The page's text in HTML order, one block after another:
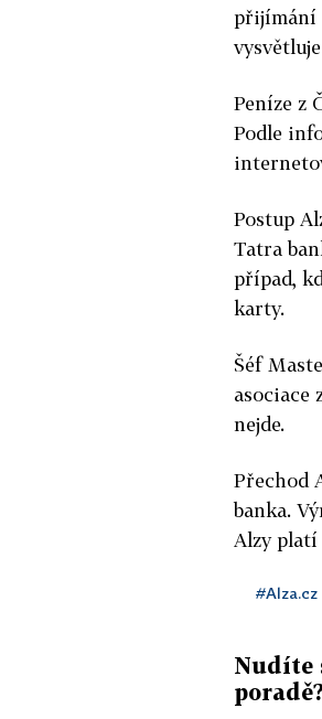
přijímání
Peníze z
Podle
Postup
Tatra
případ,
karty.
Šéf
asociace
nejde.
Přechod
banka.
Alzy
#Alza.cz
Nudíte